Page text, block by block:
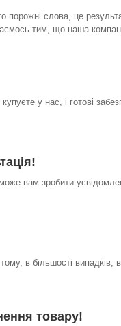
слова, це
тим, що наша
у нас, і готові
вам зробити
в більшості
товару!